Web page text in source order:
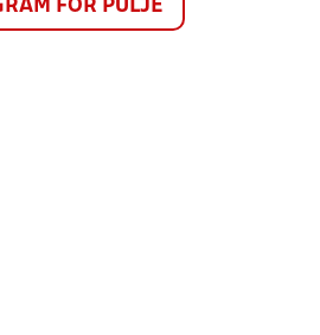
FOR PULJE